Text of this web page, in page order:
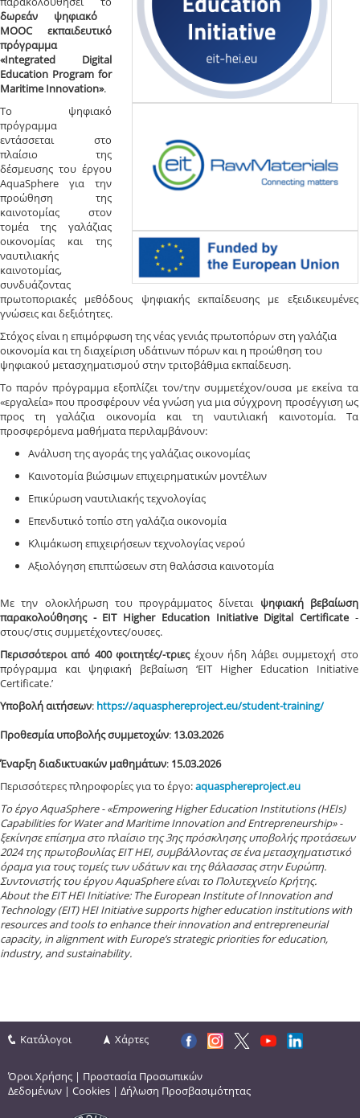
δωρεάν
ψηφιακό
MOOC εκπαιδευτικό
πρόγραμμα
«Integrated Digital
Education Program for
Maritime Innovation».
Το ψηφιακό
πρόγραμμα
εντάσσεται στο
πλαίσιο της
δέσμευσης του έργου
AquaSphere για την
προώθηση της
καινοτομίας στον
τομέα της γαλάζιας
οικονομίας και της
ναυτιλιακής
καινοτομίας,
συνδυάζοντας
πρωτοποριακές μεθόδους ψηφιακής εκπαίδευσης με εξειδικευμένες
γνώσεις και δεξιότητες.
Στόχος είναι η επιμόρφωση της νέας γενιάς πρωτοπόρων στη γαλάζια
οικονομία και τη διαχείριση υδάτινων πόρων και η προώθηση του
ψηφιακού μετασχηματισμού στην τριτοβάθμια εκπαίδευση.
Το παρόν πρόγραμμα εξοπλίζει τον/την συμμετέχον/ουσα με εκείνα τα
«εργαλεία» που προσφέρουν νέα γνώση για μια σύγχρονη προσέγγιση ως
προς τη γαλάζια οικονομία και τη ναυτιλιακή καινοτομία. Τα
προσφερόμενα μαθήματα περιλαμβάνουν:
Ανάλυση της αγοράς της γαλάζιας οικονομίας
Καινοτομία βιώσιμων επιχειρηματικών μοντέλων
Επικύρωση ναυτιλιακής τεχνολογίας
Επενδυτικό τοπίο στη γαλάζια οικονομία
Κλιμάκωση επιχειρήσεων τεχνολογίας νερού
Αξιολόγηση επιπτώσεων στη θαλάσσια καινοτομία
Με την ολοκλήρωση του προγράμματος δίνεται ψηφιακή βεβαίωση
παρακολούθησης - EIT Higher Education Initiative Digital Certificate-
στους/στις συμμετέχοντες/ουσες.
Περισσότεροι από 400 φοιτητές/-τριεςέχουν ήδη λάβει συμμετοχή στο
πρόγραμμα και ψηφιακή βεβαίωση ‘EIT Higher Education Initiative
Certificate.’
Υποβολή αιτήσεων: https://aquasphereproject.eu/student-training/
Προθεσμία υποβολής συμμετοχών: 13.03.2026
Έναρξηδιαδικτυακών μαθημάτων: 15.03.2026
Περισσότερες πληροφορίες για το έργο:aquasphereproject.eu
Το έργο AquaSphere - «Empowering Higher Education Institutions (HEIs)
Capabilities for Water and Maritime Innovation and Entrepreneurship» -
ξεκίνησε επίσημα στο πλαίσιο της 3ης πρόσκλησης υποβολής προτάσεων
2024 της πρωτοβουλίας EIT HEI, συμβάλλοντας σε ένα μετασχηματιστικό
όραμα για τους τομείς των υδάτων και της θάλασσας στην Ευρώπη.
Συντονιστής του έργου AquaSphere είναι το Πολυτεχνείο Κρήτης.
About the EIT HEI Initiative: The European Institute of Innovation and
Technology (EIT) HEI Initiative supports higher education institutions with
resources and tools to enhance their innovation and entrepreneurial
capacity, in alignment with Europe’s strategic priorities for education,
industry, and sustainability.
Κατάλογοι Χάρτες
Όροι Χρήσης | Προστασία Προσωπικών
Δεδομένων | Cookies | Δήλωση Προσβασιμότητας